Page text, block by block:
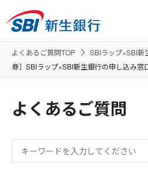
よくあるご質問TOP SBIラップ×SBI新
券］SBIラップ×SBI新生銀行の申し込み窓
よくあるご質問